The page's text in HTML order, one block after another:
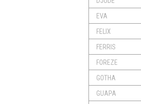
EVA
FELIX
FERRIS
FOREZE
GOTHA
GUAPA